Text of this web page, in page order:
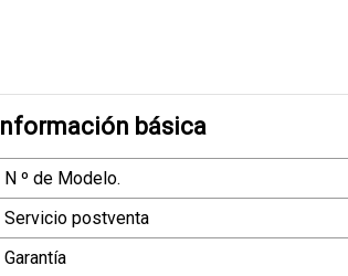
Información básica
N º de Modelo.
Servicio postventa
Garantía